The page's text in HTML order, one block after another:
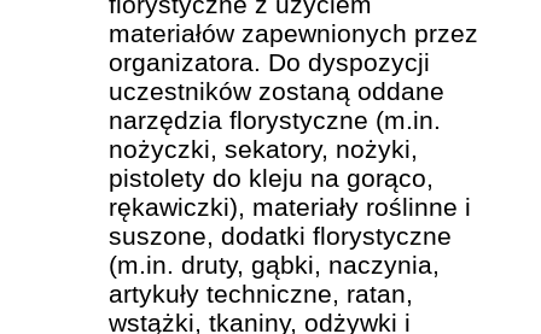
materiałów zapewnionych przez
organizatora. Do dyspozycji
uczestników zostaną oddane
narzędzia florystyczne (m.in.
nożyczki, sekatory, nożyki,
pistolety do kleju na gorąco,
rękawiczki), materiały roślinne i
suszone, dodatki florystyczne
(m.in. druty, gąbki, naczynia,
artykuły techniczne, ratan,
wstążki, tkaniny, odżywki i